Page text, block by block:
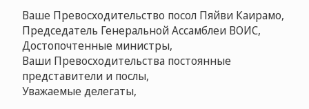
Ваше Превосходительство посол Пяйви Каирамо,
Председатель Генеральной Ассамблеи ВОИС,
Достопочтенные министры,
Ваши Превосходительства постоянные
представители и послы,
Уважаемые делегаты,